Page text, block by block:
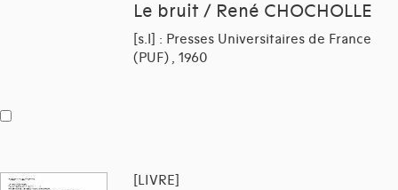
Le bruit / René CHOCHOLLE
[s.l] : Presses Universitaires de France
(PUF) , 1960
[LIVRE]